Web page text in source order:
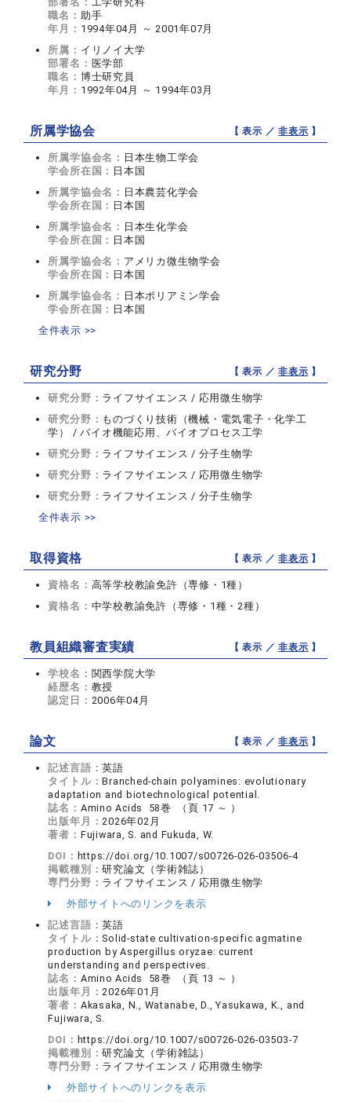
職名： 助手
年月： 1994年04月 ～ 2001年07月
所属： イリノイ大学
部署名： 医学部
職名： 博士研究員
年月： 1992年04月 ～ 1994年03月
所属学協会 【 表示 ／非表示 】
所属学協会名： 日本生物工学会
学会所在国： 日本国
所属学協会名： 日本農芸化学会
学会所在国： 日本国
所属学協会名： 日本生化学会
学会所在国： 日本国
所属学協会名： アメリカ微生物学会
学会所在国： 日本国
所属学協会名： 日本ポリアミン学会
学会所在国： 日本国
全件表示 >>
研究分野 【 表示 ／非表示 】
研究分野： ライフサイエンス / 応用微生物学
研究分野： ものづくり技術（機械・電気電子・化学工
学） / バイオ機能応用、バイオプロセス工学
研究分野： ライフサイエンス / 分子生物学
研究分野： ライフサイエンス / 応用微生物学
研究分野： ライフサイエンス / 分子生物学
全件表示 >>
取得資格 【 表示 ／非表示 】
資格名： 高等学校教諭免許（専修・1種）
資格名： 中学校教諭免許（専修・1種・2種）
教員組織審査実績 【 表示 ／非表示 】
学校名： 関西学院大学
経歴名： 教授
認定日： 2006年04月
論文 【 表示 ／非表示 】
記述言語：英語
タイトル：Branched-chain polyamines: evolutionary
adaptation and biotechnological potential.
誌名： Amino Acids 58巻 （頁 17 ～ ）
出版年月：2026年02月
著者： Fujiwara, S. and Fukuda, W.
DOI： https://doi.org/10.1007/s00726-026-03506-4
掲載種別：研究論文（学術雑誌）
専門分野： ライフサイエンス / 応用微生物学
外部サイトへのリンクを表示
記述言語：英語
タイトル： Solid-state cultivation-specific agmatine
production by Aspergillus oryzae: current
understanding and perspectives.
誌名： Amino Acids 58巻 （頁 13 ～ ）
出版年月：2026年01月
著者： Akasaka, N., Watanabe, D., Yasukawa, K., and
Fujiwara, S.
DOI： https://doi.org/10.1007/s00726-026-03503-7
掲載種別：研究論文（学術雑誌）
専門分野： ライフサイエンス / 応用微生物学
外部サイトへのリンクを表示